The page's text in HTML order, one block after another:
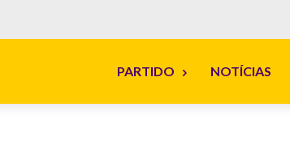
PARTIDO NOTÍCIAS